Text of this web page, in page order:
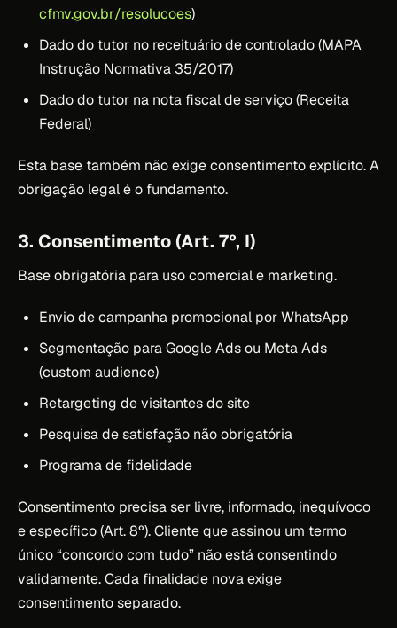
cfmv.gov.br/resolucoes)
Dado do tutor no receituário de controlado (MAPA
Instrução Normativa 35/2017)
Dado do tutor na nota fiscal de serviço (Receita
Federal)
Esta base também não exige consentimento explícito. A
obrigação legal é o fundamento.
3. Consentimento (Art. 7º, I)
Base obrigatória para uso comercial e marketing.
Envio de campanha promocional por WhatsApp
Segmentação para Google Ads ou Meta Ads
(custom audience)
Retargeting de visitantes do site
Pesquisa de satisfação não obrigatória
Programa de fidelidade
Consentimento precisa ser livre, informado, inequívoco
e específico (Art. 8º). Cliente que assinou um termo
único “concordo com tudo” não está consentindo
validamente. Cada finalidade nova exige
consentimento separado.